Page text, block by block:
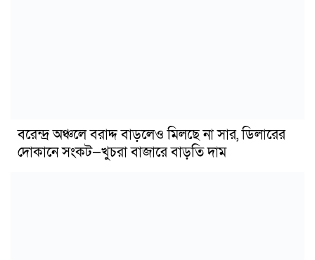
বরেন্দ্র অঞ্চলে বরাদ্দ বাড়লেও মিলছে না সার, ডিলারের
দোকানে সংকট—খুচরা বাজারে বাড়তি দাম